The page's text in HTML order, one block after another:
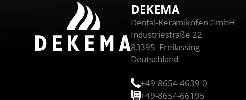
DEKEMA
Dental-Keramiköfen GmbH
Industriestraße 22
83395 Freilassing
Deutschland
+49-8654-4639-0
+49-8654-66195